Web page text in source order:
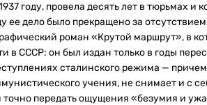
году, провела десять лет в тюрьмах и
ее дело было прекращено за
роман «Крутой маршрут», в
в СССР: он был издан только в годы
сталинского режима —
учения, не снимает и с
точно передать ощущения «безумия и